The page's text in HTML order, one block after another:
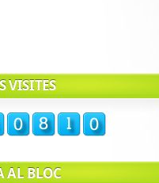
VISITES
AL BLOC